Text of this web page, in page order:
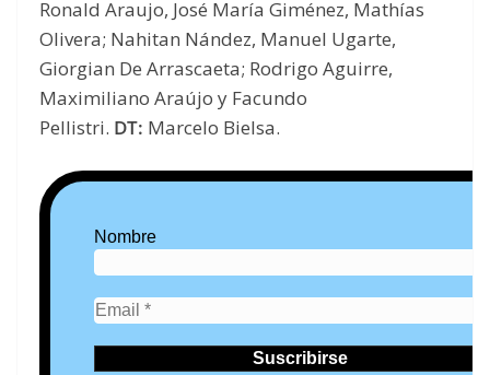
Ronald Araujo, José María Giménez, Mathías
Olivera; Nahitan Nández, Manuel Ugarte,
Giorgian De Arrascaeta; Rodrigo Aguirre,
Maximiliano Araújo y Facundo
Pellistri. DT: Marcelo Bielsa.
Nombre